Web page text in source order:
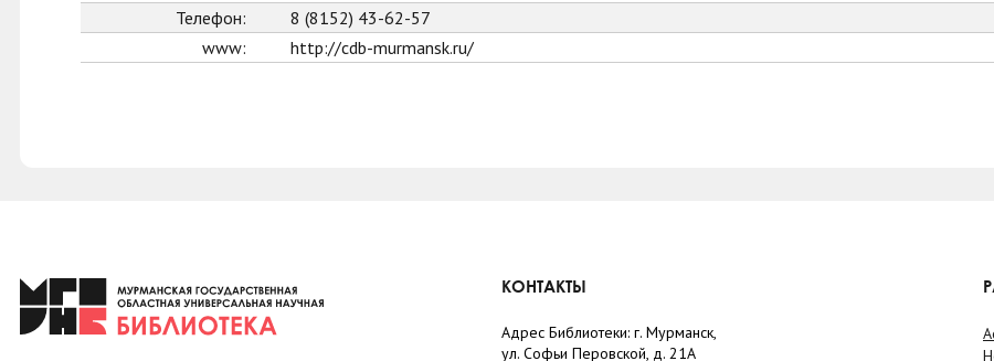
Телефон:
8 (8152) 43-62-57
www:
http://cdb-murmansk.ru/
КОНТАКТЫ
Адрес Библиотеки: г. Мурманск,
ул. Софьи Перовской, д. 21А